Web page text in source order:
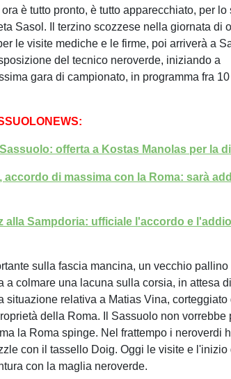
ora è tutto pronto, è tutto apparecchiato, per lo
Sasol. Il terzino scozzese nella giornata di
le visite mediche e le firme, poi arriverà a
del tecnico neroverde, iniziando a
gara di campionato, in programma fra
offerta a Kostas Manolas per la
accordo di massima con la Roma: sarà
alla Sampdoria: ufficiale l'accordo e l'addio
sulla fascia mancina, un vecchio pallino
a colmare una lacuna sulla corsia, in attesa
situazione relativa a Matias Vina, corteggiato
della Roma. Il Sassuolo non vorrebbe
la Roma spinge. Nel frattempo i neroverdi
con il tassello Doig. Oggi le visite e l'inizio
con la maglia neroverde.